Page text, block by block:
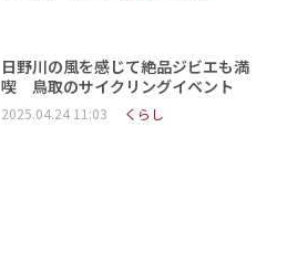
日野川の風を感じて絶品ジビエも満
喫 鳥取のサイクリングイベント
2025.04.24 11:03 くらし